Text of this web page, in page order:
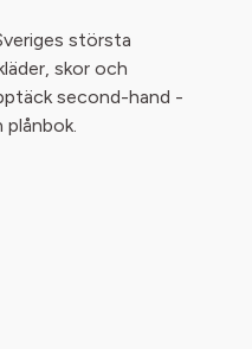
största
skor och
second-hand -